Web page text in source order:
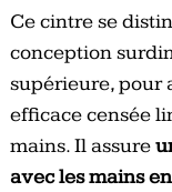
Ce cintre se
conception
supérieure, pour
efficace censée
mains. Il assure
avec les mains